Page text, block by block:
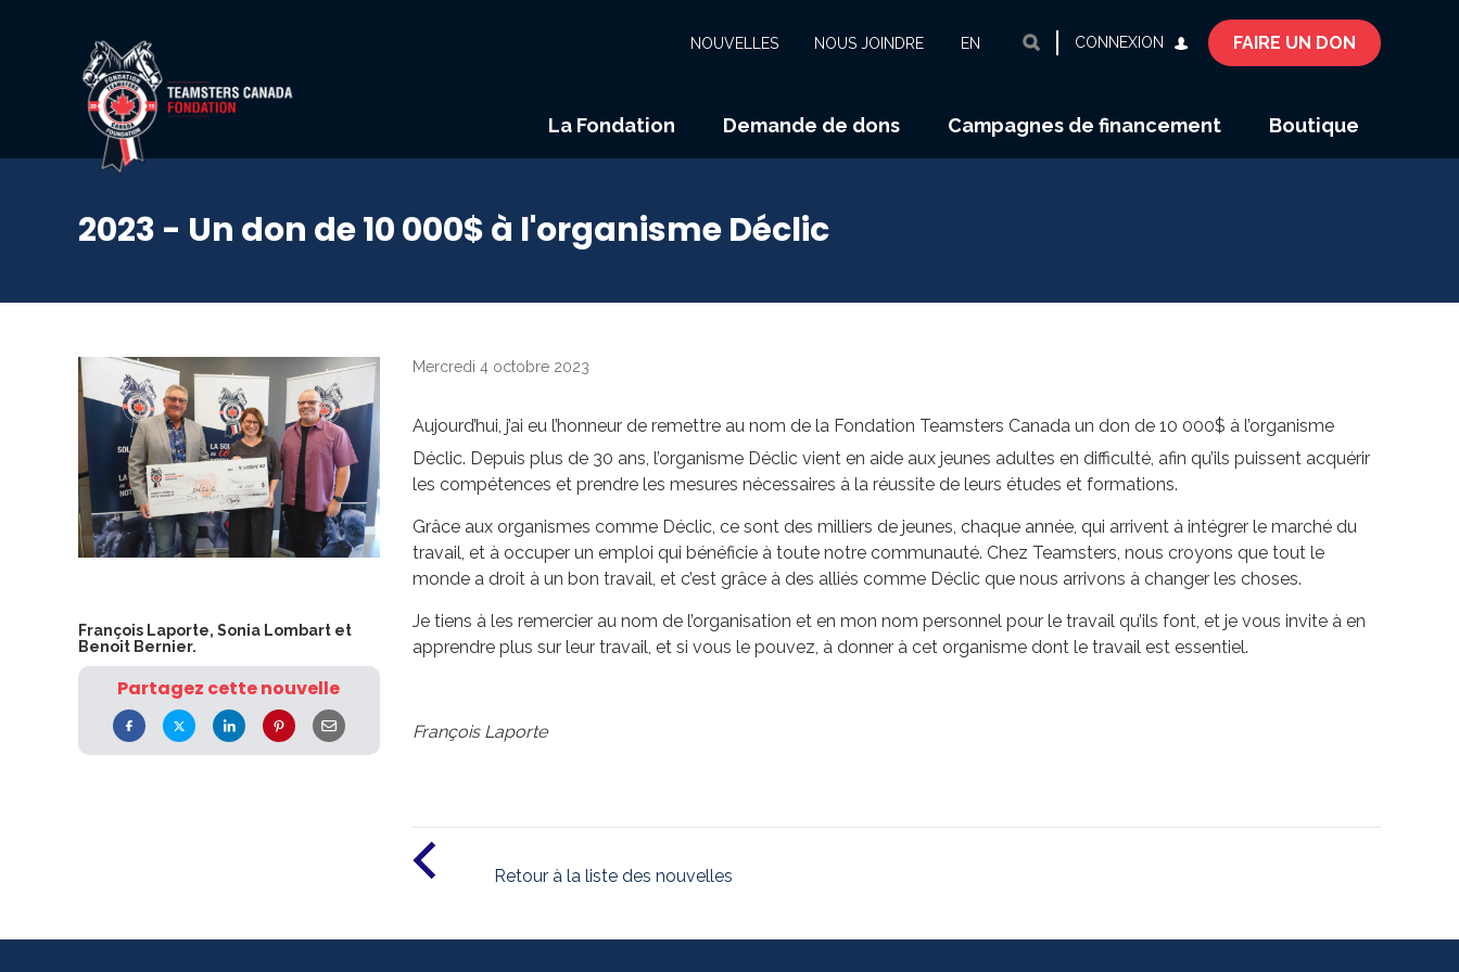
NOUVELLES NOUS JOINDRE EN CONNEXION FAIRE UN DON
La Fondation Demande de dons Campagnes de financement Boutique
2023 - Un don de 10 000$ à l'organisme Déclic
François Laporte, Sonia Lombart et
Benoit Bernier.
Partagez cette nouvelle
Mercredi 4 octobre 2023
Aujourd’hui, j’ai eu l’honneur de remettre au nom de la Fondation Teamsters Canada un don de 10 000$ à l’organisme
Déclic. Depuis plus de 30 ans, l’organisme Déclic vient en aide aux jeunes adultes en difficulté, afin qu’ils puissent acquérir
les compétences et prendre les mesures nécessaires à la réussite de leurs études et formations.
Grâce aux organismes comme Déclic, ce sont des milliers de jeunes, chaque année, qui arrivent à intégrer le marché du
travail, et à occuper un emploi qui bénéficie à toute notre communauté. Chez Teamsters, nous croyons que tout le
monde a droit à un bon travail, et c’est grâce à des alliés comme Déclic que nous arrivons à changer les choses.
Je tiens à les remercier au nom de l’organisation et en mon nom personnel pour le travail qu’ils font, et je vous invite à en
apprendre plus sur leur travail, et si vous le pouvez, à donner à cet organisme dont le travail est essentiel.
François Laporte
Retour à la liste des nouvelles